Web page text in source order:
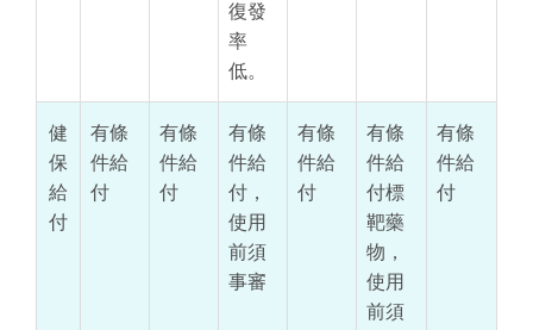
復發
率
低。
健
保
給
付
有條
件給
付
有條
件給
付
有條
件給
付，
使用
前須
事審
有條
件給
付
有條
件給
付標
靶藥
物，
使用
前須
有條
件給
付